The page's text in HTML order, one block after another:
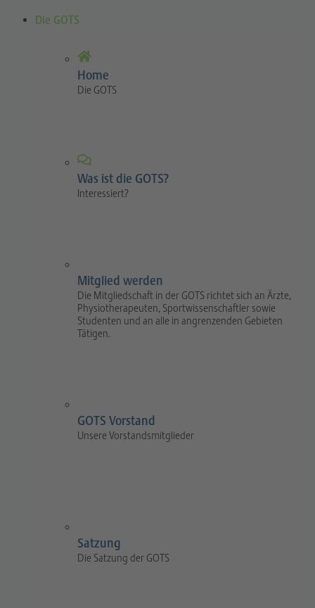
Die GOTS
Home
Die GOTS
Was ist die GOTS?
Interessiert?
Mitglied werden
Die Mitgliedschaft in der GOTS richtet sich an Ärzte,
Physiotherapeuten, Sportwissenschaftler sowie
Studenten und an alle in angrenzenden Gebieten
Tätigen.
GOTS Vorstand
Unsere Vorstandsmitglieder
Satzung
Die Satzung der GOTS